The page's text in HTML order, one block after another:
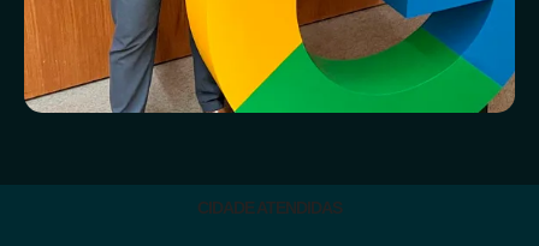
CIDADE ATENDIDAS